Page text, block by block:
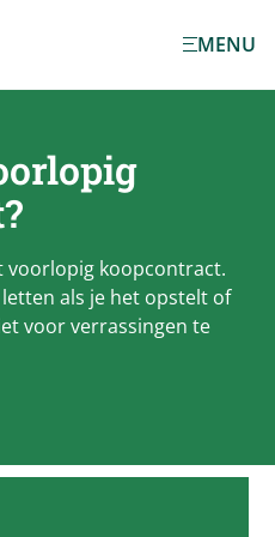
MENU
voorlopig koopcontract.
als je het opstelt of
voor verrassingen te